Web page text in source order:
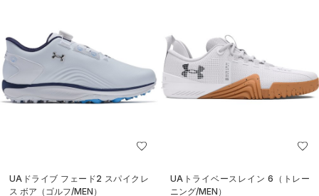
UAドライブ フェード2 スパイクレ
ス ボア（ゴルフ/MEN）
UAトライベースレイン 6（トレー
ニング/MEN）